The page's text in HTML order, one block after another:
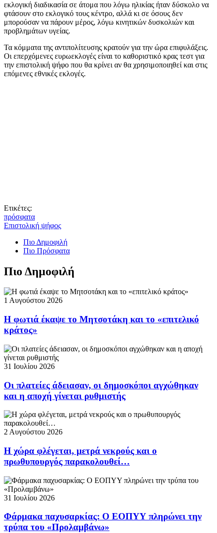
εκλογική διαδικασία σε άτομα που λόγω ηλικίας ήταν δύσκολο να
φτάσουν στο εκλογικό τους κέντρο, αλλά κι σε όσους δεν
μπορούσαν να πάρουν μέρος, λόγω κινητικών δυσκολιών και
προβλημάτων υγείας.
Τα κόμματα της αντιπολίτευσης κρατούν για την ώρα επιφυλάξεις.
Οι επερχόμενες ευρωεκλογές είναι το καθοριστικό κρας τεστ για
την επιστολική ψήφο που θα κρίνει αν θα χρησιμοποιηθεί και στις
επόμενες εθνικές εκλογές.
Ετικέτες:
πρόσφατα
Επιστολική ψήφος
Πιο Δημοφιλή
Πιο Πρόσφατα
Πιο Δημοφιλή
1 Αυγούστου 2026
Η φωτιά έκαψε το Μητσοτάκη και το «επιτελικό
κράτος»
31 Ιουλίου 2026
Οι πλατείες άδειασαν, οι δημοσκόποι αγχώθηκαν
και η αποχή γίνεται ρυθμιστής
2 Αυγούστου 2026
Η χώρα φλέγεται, μετρά νεκρούς και ο
πρωθυπουργός παρακολουθεί…
31 Ιουλίου 2026
Φάρμακα παχυσαρκίας: Ο ΕΟΠΥΥ πληρώνει την
τρύπα του «Προλαμβάνω»